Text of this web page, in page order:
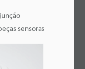
e variação de
sensoras